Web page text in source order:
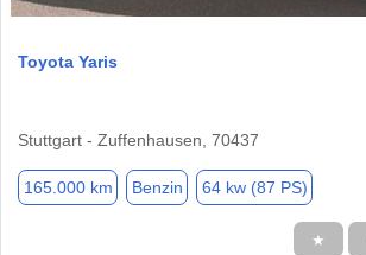
Toyota Yaris
Stuttgart - Zuffenhausen, 70437
165.000 km Benzin 64 kw (87 PS)
★